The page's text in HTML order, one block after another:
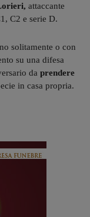
attaccante
C2 e serie D.
solitamente o con
su una difesa
da prendere
in casa propria.